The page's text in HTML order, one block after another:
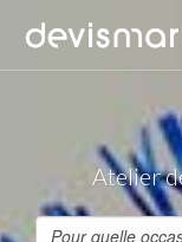
Atelier